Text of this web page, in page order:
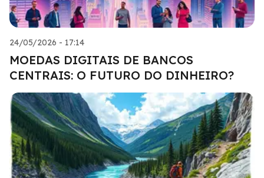
24/05/2026 - 17:14
MOEDAS DIGITAIS DE BANCOS
CENTRAIS: O FUTURO DO DINHEIRO?